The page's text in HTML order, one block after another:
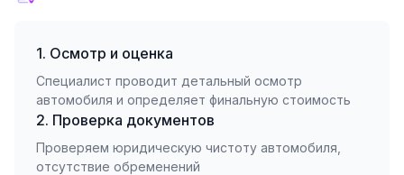
1. Осмотр и оценка
Специалист проводит детальный осмотр
автомобиля и определяет финальную стоимость
2. Проверка документов
Проверяем юридическую чистоту автомобиля,
отсутствие обременений